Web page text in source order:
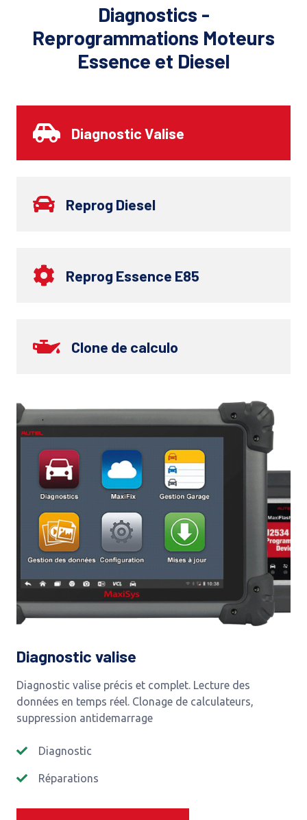
Diagnostics -
Reprogrammations Moteurs
Essence et Diesel
Diagnostic Valise
Reprog Diesel
Reprog Essence E85
Clone de calculo
Diagnostic valise
Diagnostic valise précis et complet. Lecture des
données en temps réel. Clonage de calculateurs,
suppression antidemarrage
Diagnostic
Réparations